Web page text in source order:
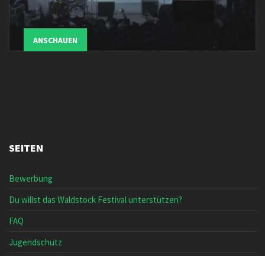
ANSCHAUEN
SEITEN
Bewerbung
Du willst das Waldstock Festival unterstützen?
FAQ
Jugendschutz